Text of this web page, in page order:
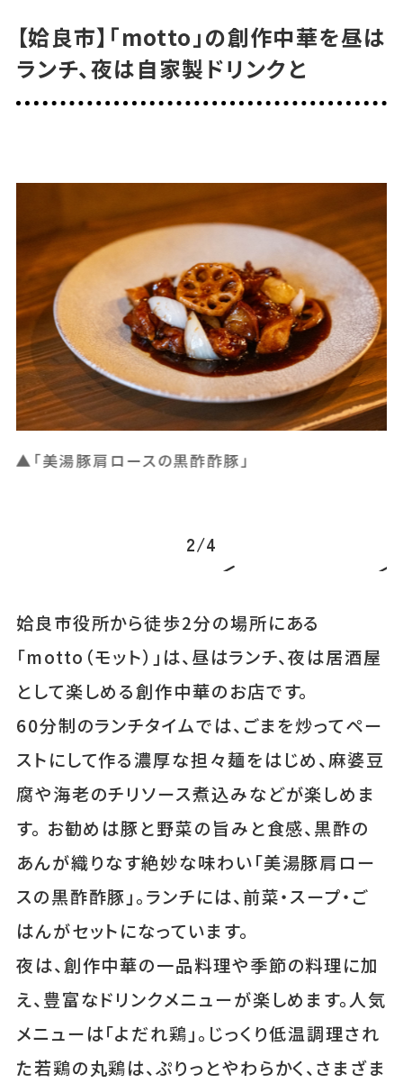
【姶良市】「motto」の創作中華を昼は
ランチ、夜は自家製ドリンクと
▲人気の自家製デザート「杏仁豆腐」
3/4
姶良市役所から徒歩2分の場所にある
「motto（モット）」は、昼はランチ、夜は居酒屋
として楽しめる創作中華のお店です。
60分制のランチタイムでは、ごまを炒ってペー
ストにして作る濃厚な担々麺をはじめ、麻婆豆
腐や海老のチリソース煮込みなどが楽しめま
す。 お勧めは豚と野菜の旨みと食感、黒酢の
あんが織りなす絶妙な味わい「美湯豚肩ロー
スの黒酢酢豚」。ランチには、前菜・スープ・ご
はんがセットになっています。
夜は、創作中華の一品料理や季節の料理に加
え、豊富なドリンクメニューが楽しめます。人気
メニューは「よだれ鶏」。じっくり低温調理され
た若鶏の丸鶏は、ぷりっとやわらかく、さまざま